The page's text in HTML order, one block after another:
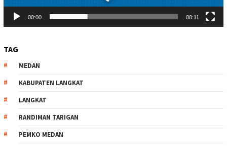
00:00 00:11
TAG
MEDAN
KABUPATEN LANGKAT
LANGKAT
RANDIMAN TARIGAN
PEMKO MEDAN